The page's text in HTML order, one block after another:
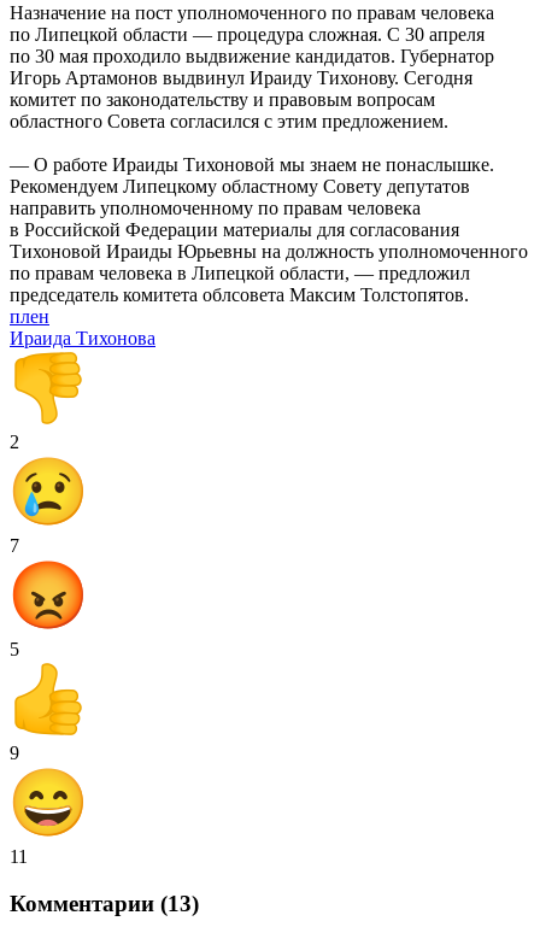
Назначение на пост уполномоченного по правам человека
по Липецкой области — процедура сложная. С 30 апреля
по 30 мая проходило выдвижение кандидатов. Губернатор
Игорь Артамонов выдвинул Ираиду Тихонову. Сегодня
комитет по законодательству и правовым вопросам
областного Совета согласился с этим предложением.
— О работе Ираиды Тихоновой мы знаем не понаслышке.
Рекомендуем Липецкому областному Совету депутатов
направить уполномоченному по правам человека
в Российской Федерации материалы для согласования
Тихоновой Ираиды Юрьевны на должность уполномоченного
по правам человека в Липецкой области, — предложил
председатель комитета облсовета Максим Толстопятов.
плен
Ираида Тихонова
2
7
5
9
11
Комментарии (13)